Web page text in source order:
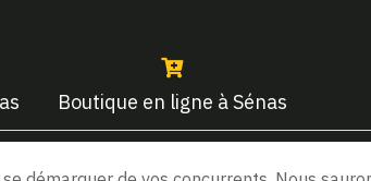
Boutique en ligne à Sénas